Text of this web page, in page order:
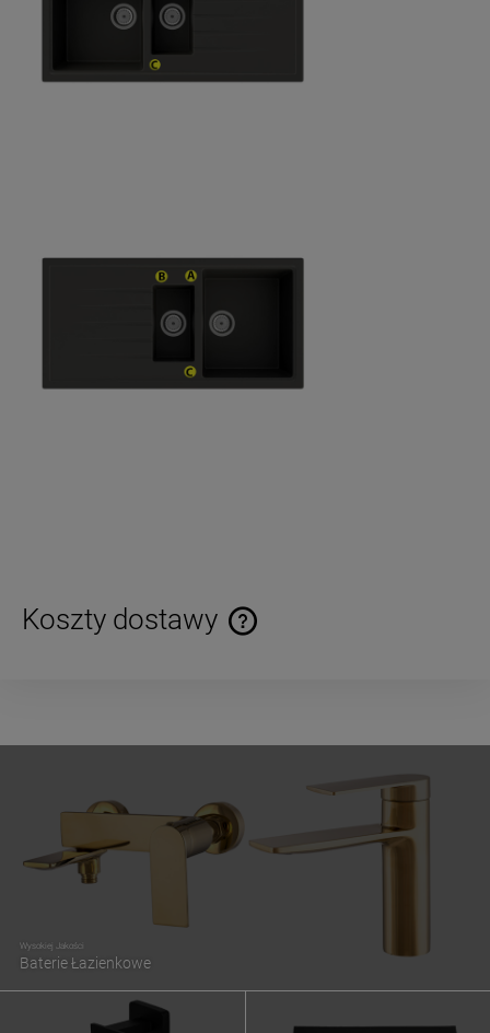
Koszty dostawy
Cena nie zawiera ewentualnych kosztów płatności
Wysokiej Jakości
Baterie Łazienkowe